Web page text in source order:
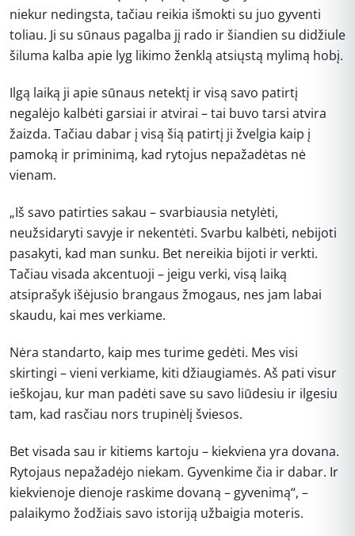
niekur nedingsta, tačiau reikia išmokti su juo gyventi
toliau. Ji su sūnaus pagalba jį rado ir šiandien su didžiule
šiluma kalba apie lyg likimo ženklą atsiųstą mylimą hobį.
Ilgą laiką ji apie sūnaus netektį ir visą savo patirtį
negalėjo kalbėti garsiai ir atvirai – tai buvo tarsi atvira
žaizda. Tačiau dabar į visą šią patirtį ji žvelgia kaip į
pamoką ir priminimą, kad rytojus nepažadėtas nė
vienam.
„Iš savo patirties sakau – svarbiausia netylėti,
neužsidaryti savyje ir nekentėti. Svarbu kalbėti, nebijoti
pasakyti, kad man sunku. Bet nereikia bijoti ir verkti.
Tačiau visada akcentuoji – jeigu verki, visą laiką
atsiprašyk išėjusio brangaus žmogaus, nes jam labai
skaudu, kai mes verkiame.
Nėra standarto, kaip mes turime gedėti. Mes visi
skirtingi – vieni verkiame, kiti džiaugiamės. Aš pati visur
ieškojau, kur man padėti save su savo liūdesiu ir ilgesiu
tam, kad rasčiau nors trupinėlį šviesos.
Bet visada sau ir kitiems kartoju – kiekviena yra dovana.
Rytojaus nepažadėjo niekam. Gyvenkime čia ir dabar. Ir
kiekvienoje dienoje raskime dovaną – gyvenimą“, –
palaikymo žodžiais savo istoriją užbaigia moteris.